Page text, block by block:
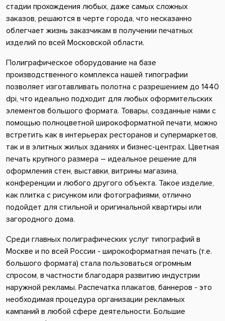
стадии прохождения любых, даже самых сложных
заказов, решаются в черте города, что несказанно
облегчает жизнь заказчикам в получении печатных
изделий по всей Московской области.
Полиграфическое оборудование на базе
производственного комплекса нашей типографии
позволяет изготавливать полотна с разрешением до 1440
dpi, что идеально подходит для любых оформительских
элементов большого формата. Товары, созданные нами с
помощью полноцветной широкоформатной печати, можно
встретить как в интерьерах ресторанов и супермаркетов,
так и в элитных жилых зданиях и бизнес-центрах. Цветная
печать крупного размера – идеальное решение для
оформления стен, выставки, витрины магазина,
конференции и любого другого объекта. Такое изделие,
как плитка с рисунком или фотографиями, отлично
подойдет для стильной и оригинальной квартиры или
загородного дома.
Среди главных полиграфических услуг типографий в
Москве и по всей России - широкоформатная печать (т.е.
большого формата) стала пользоваться огромным
спросом, в частности благодаря развитию индустрии
наружной рекламы. Распечатка плакатов, баннеров - это
необходимая процедура организации рекламных
кампаний в любой сфере деятельности. Большие